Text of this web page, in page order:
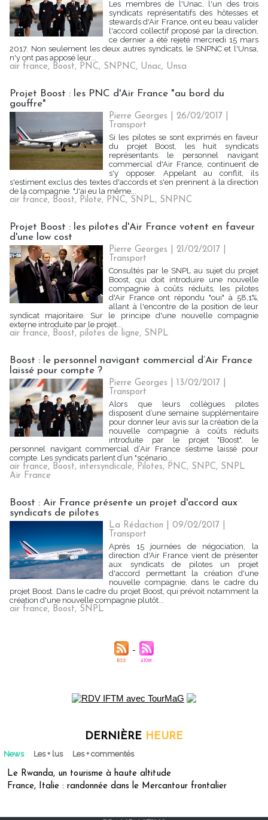
Les membres de l'Unac, l'un des trois
syndicats représentatifs des hôtesses et
stewards d'Air France, ont eu beau valider
l'accord collectif proposé par la direction,
ce dernier a été rejeté mercredi 15 mars
2017. Non seulement les deux autres syndicats, le SNPNC et l'Unsa,
n'y ont pas apposé leur...
air france, Boost, PNC, SNPNC, Unac, Unsa
Projet Boost : les PNC d'Air France "au bord du
gouffre"
Pierre Georges | 26/02/2017
Transport
Si les pilotes se sont exprimés en faveur
du projet Boost, les huit syndicats
représentants le personnel navigant
commercial d'Air France, continuent de
s'y opposer. Appelant au conflit, ils
s'estiment exclus des textes d'accords et s'en prennent à la direction
de la compagnie. "J'ai eu la même...
air france, Boost, Pilote, PNC, SNPL, SNPNC
Projet Boost : les pilotes d'Air France votent en faveur
d'une low cost
Pierre Georges | 21/02/2017
Transport
Consultés par le SNPL au sujet du projet
Boost, qui doit introduire une nouvelle
compagnie à coûts réduits, les pilotes
d'Air France ont répondu "oui" à 58,1%,
allant à l'encontre de la position de leur
syndicat majoritaire. Sur le principe d'une nouvelle compagnie
externe introduite par le projet...
air france, Boost, pilotes de ligne, SNPL
Boost : le personnel navigant commercial d’Air France
laissé pour compte ?
Pierre Georges | 13/02/2017
Transport
Alors que leurs collègues pilotes
disposent d’une semaine supplémentaire
pour donner leur avis sur la création de la
nouvelle compagnie à coûts réduits
introduite par le projet "Boost", le
personnel navigant commercial d’Air France s’estime laissé pour
compte. Les syndicats parlent d’un "scénario...
air france, Boost, intersyndicale, Pilotes, PNC, SNPC, SNPL
Air France
Boost : Air France présente un projet d'accord aux
syndicats de pilotes
La Rédaction | 09/02/2017
Transport
Après 15 journées de négociation, la
direction d'Air France vient de présenter
aux syndicats de pilotes un projet
d'accord permettant la création d'une
nouvelle compagnie, dans le cadre du
projet Boost. Dans le cadre du projet Boost, qui prévoit notamment la
création d'une nouvelle compagnie plutôt...
air france, Boost, SNPL
DERNIÈRE HEURE
News Les + lus Les + commentés
Le Rwanda, un tourisme à haute altitude
France, Italie : randonnée dans le Mercantour frontalier